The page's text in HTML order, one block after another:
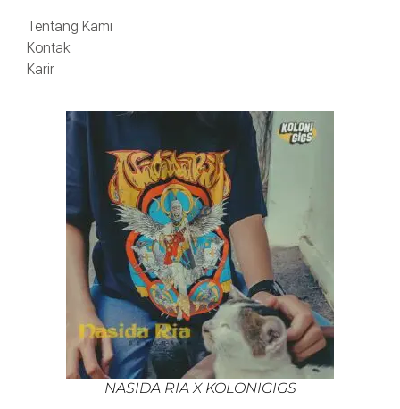
Tentang Kami
Kontak
Karir
NASIDA RIA X KOLONIGIGS